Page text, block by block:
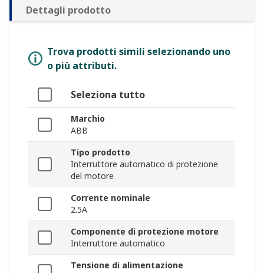
Dettagli prodotto
Trova prodotti simili selezionando uno
o più attributi.
Seleziona tutto
Marchio
ABB
Tipo prodotto
Interruttore automatico di protezione
del motore
Corrente nominale
2.5A
Componente di protezione motore
Interruttore automatico
Tensione di alimentazione